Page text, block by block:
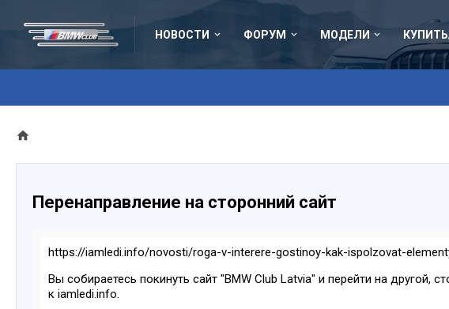
НОВОСТИ ФОРУМ МОДЕЛИ
Перенаправление на сторонний сайт
https://iamledi.info/novosti/roga-v-interere-gostinoy-kak-ispolzovat-
Вы собираетесь покинуть сайт "BMW Club Latvia" и перейти на
к iamledi.info.